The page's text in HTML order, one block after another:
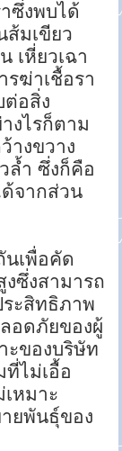
ซึ่งพบได้
ส้มเขียว
เหี่ยวเฉา
ฆ่าเชื้อรา
ต่อสิ่ง
งไรก็ตาม
างขวาง
ล้ำ ซึ่งก็คือ
ด้จากส่วน
นเพื่อคัด
ซึ่งสามารถ
ระสิทธิภาพ
อดภัยของผู้
ะของบริษัท
ไม่เอื้อ
หมาะ
ยพันธุ์ของ